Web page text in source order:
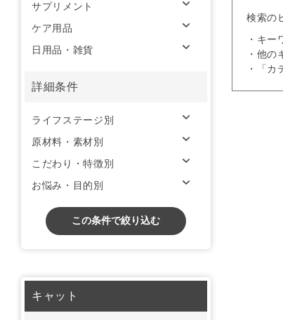
検索の
・キー
・他の
・「
サプリメント
ケア用品
日用品・雑貨
詳細条件
ライフステージ別
原材料・素材別
こだわり・特徴別
お悩み・目的別
この条件で絞り込む
キャット